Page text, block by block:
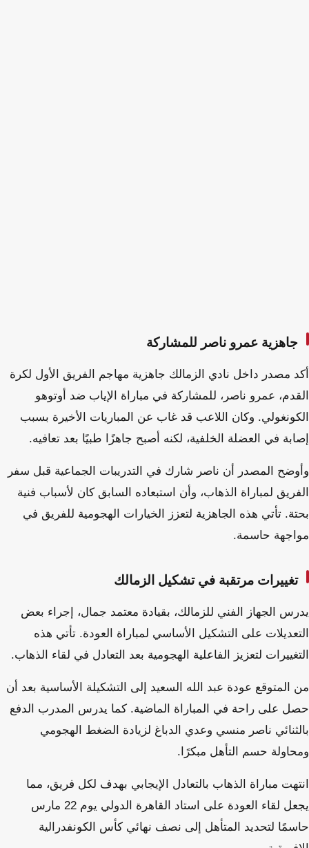
جاهزية عمرو ناصر للمشاركة
أكد مصدر داخل نادي الزمالك جاهزية مهاجم الفريق الأول لكرة
القدم، عمرو ناصر، للمشاركة في مباراة الإياب ضد أوتوهو
الكونغولي. وكان اللاعب قد غاب عن المباريات الأخيرة بسبب
إصابة في العضلة الخلفية، لكنه أصبح جاهزًا طبيًا بعد تعافيه.
وأوضح المصدر أن ناصر شارك في التدريبات الجماعية قبل سفر
الفريق لمباراة الذهاب، وأن استبعاده السابق كان لأسباب فنية
بحتة. تأتي هذه الجاهزية لتعزز الخيارات الهجومية للفريق في
مواجهة حاسمة.
تغييرات مرتقبة في تشكيل الزمالك
يدرس الجهاز الفني للزمالك، بقيادة معتمد جمال، إجراء بعض
التعديلات على التشكيل الأساسي لمباراة العودة. تأتي هذه
التغييرات لتعزيز الفاعلية الهجومية بعد التعادل في لقاء الذهاب.
من المتوقع عودة عبد الله السعيد إلى التشكيلة الأساسية بعد أن
حصل على راحة في المباراة الماضية. كما يدرس المدرب الدفع
بالثنائي ناصر منسي وعدي الدباغ لزيادة الضغط الهجومي
ومحاولة حسم التأهل مبكرًا.
انتهت مباراة الذهاب بالتعادل الإيجابي بهدف لكل فريق، مما
يجعل لقاء العودة على استاد القاهرة الدولي يوم 22 مارس
حاسمًا لتحديد المتأهل إلى نصف نهائي كأس الكونفدرالية